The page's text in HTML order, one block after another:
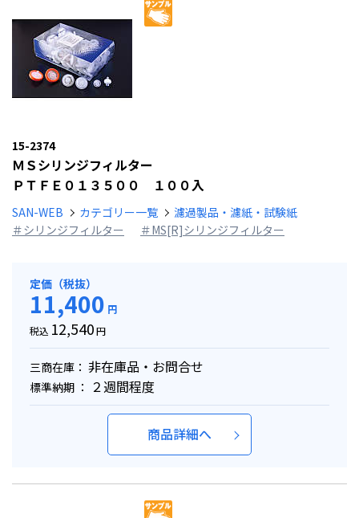
15-2374
ＭＳシリンジフィルター
ＰＴＦＥ０１３５００ １００入
SAN-WEB カテゴリー一覧
濾過製品・濾紙・試験紙
＃シリンジフィルター
＃MS[R]シリンジフィルター
定価（税抜）
11,400 円
税込 12,540円
三商在庫： 非在庫品・お問合せ
標準納期 ： ２週間程度
商品詳細へ